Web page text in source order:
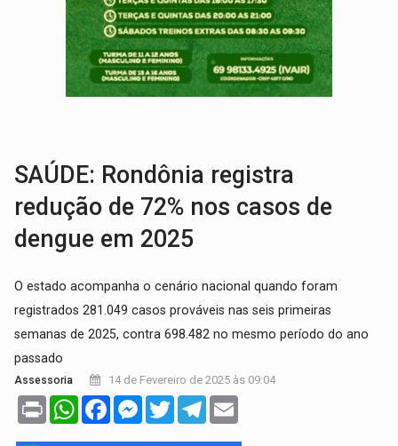
VOVÔ LADRÃO:Idoso é filmado furtando bicicleta na frente
JUSTIÇA:Comarca de Nova Mamoré terá seu primeiro
ADAILTON FÚRIA:Assessoria denuncia suposto ataque com perfis
SAÚDE: Rondônia registra
redução de 72% nos casos de
dengue em 2025
O estado acompanha o cenário nacional quando foram
registrados 281.049 casos prováveis nas seis primeiras
semanas de 2025, contra 698.482 no mesmo período do ano
passado
Assessoria 14 de Fevereiro de 2025 às 09:04
Print WhatsAppFacebookMessenger
TwitterTelegram